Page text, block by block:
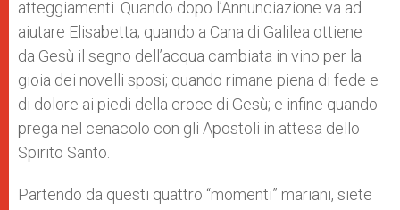
atteggiamenti. Quando dopo l’Annunciazione va ad
aiutare Elisabetta; quando a Cana di Galilea ottiene
da Gesù il segno dell’acqua cambiata in vino per la
gioia dei novelli sposi; quando rimane piena di fede e
di dolore ai piedi della croce di Gesù; e infine quando
prega nel cenacolo con gli Apostoli in attesa dello
Spirito Santo.
Partendo da questi quattro “momenti” mariani, siete